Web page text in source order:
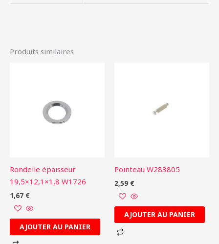
Produits similaires
Rondelle épaisseur
19,5×12,1×1,8 W1726
1,67 €
AJOUTER AU PANIER
Pointeau W283805
2,59 €
AJOUTER AU PANIER